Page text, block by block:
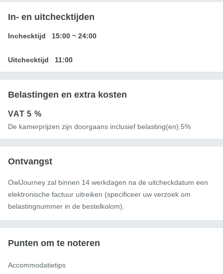
In- en uitchecktijden
Inchecktijd 15:00 ~ 24:00
Uitchecktijd 11:00
Belastingen en extra kosten
VAT5 %
De kamerprijzen zijn doorgaans inclusief belasting(en).5%
Ontvangst
OwlJourney zal binnen 14 werkdagen na de uitcheckdatum een ​​
elektronische factuur uitreiken (specificeer uw verzoek om
belastingnummer in de bestelkolom).
Punten om te noteren
Accommodatietips